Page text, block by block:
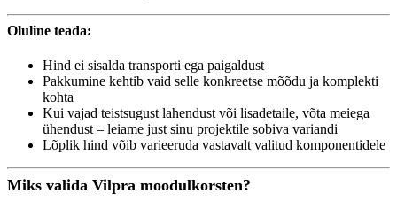
Oluline teada:
Hind ei sisalda transporti ega paigaldust
Pakkumine kehtib vaid selle konkreetse mõõdu ja komplekti
kohta
Kui vajad teistsugust lahendust või lisadetaile, võta meiega
ühendust – leiame just sinu projektile sobiva variandi
Lõplik hind võib varieeruda vastavalt valitud komponentidele
Miks valida Vilpra moodulkorsten?